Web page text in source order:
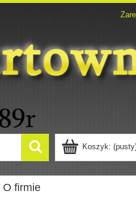
Koszyk:
O firmie